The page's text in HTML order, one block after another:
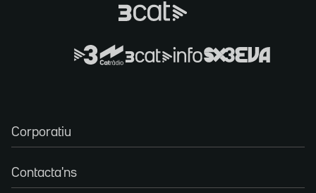
Corporatiu
Contacta'ns